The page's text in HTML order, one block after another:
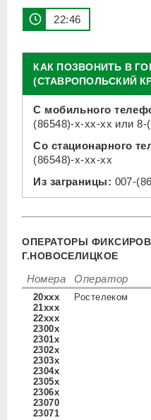
22 46
КАК ПОЗВОНИТЬ В
(СТАВРОПОЛЬСКИЙ
С мобильного
(86548)-x-xx-xx или8-
Со стационарного
(86548)-x-xx-xx
Из заграницы: 007-
ОПЕРАТОРЫ
Г.НОВОСЕЛИЦКОЕ
Номера Оператор
20xxx
21xxx
22xxx
2300x
2301x
2302x
2303x
2304x
2305x
2306x
23070
23071
Ростелеком